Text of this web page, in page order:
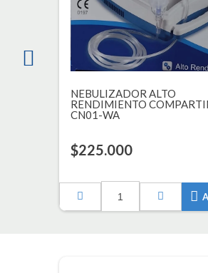
NEBULIZADOR ALTO
RENDIMIENTO
CN01-WA
$225.000